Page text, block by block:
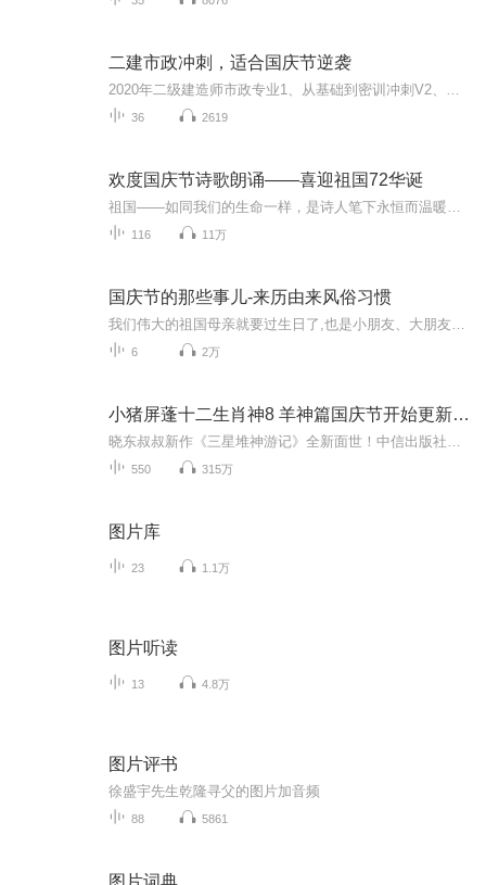
二建市政冲刺，适合国庆节逆袭
36 2619
欢度国庆节诗歌朗诵——喜迎祖国72华诞
116 11万
国庆节的那些事儿-来历由来风俗习惯
6 2万
小猪屏蓬十二生肖神8 羊神篇国庆节开始更新啦！
550 315万
图片库
23 1.1万
图片听读
13 4.8万
图片评书
徐盛宇先生乾隆寻父的图片加音频
88 5861
图片词典